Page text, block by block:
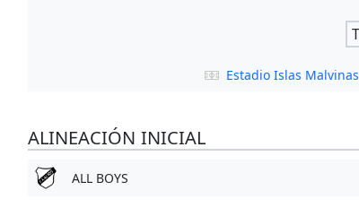
Estadio Islas Malvinas
ALINEACIÓN INICIAL
ALL BOYS